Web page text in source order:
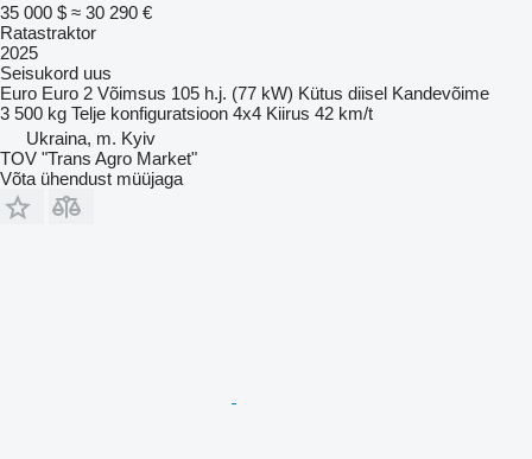
35 000 $ ≈ 30 290 €
Ratastraktor
2025
Seisukord uus
Euro Euro 2 Võimsus 105 h.j. (77 kW) Kütus diisel Kandevõime
3 500 kg Telje konfiguratsioon 4x4 Kiirus 42 km/t
Ukraina, m. Kyiv
TOV "Trans Agro Market"
Võta ühendust müüjaga